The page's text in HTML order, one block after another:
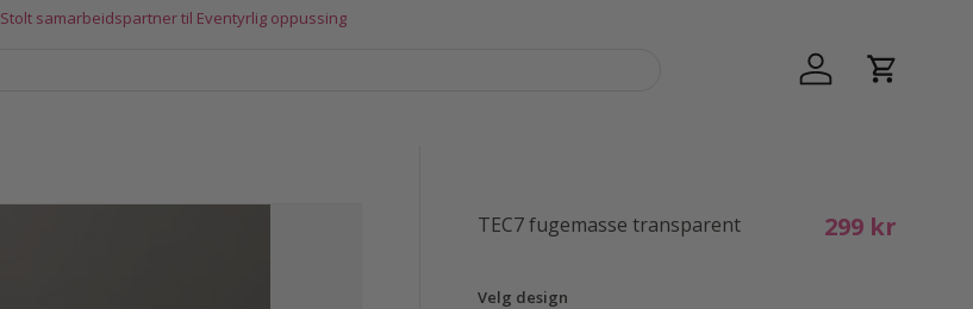
Stolt samarbeidspartner til Eventyrlig oppussing
Logg innHandlekurv
TEC7 fugemasse transparent 299 kr
Velg design